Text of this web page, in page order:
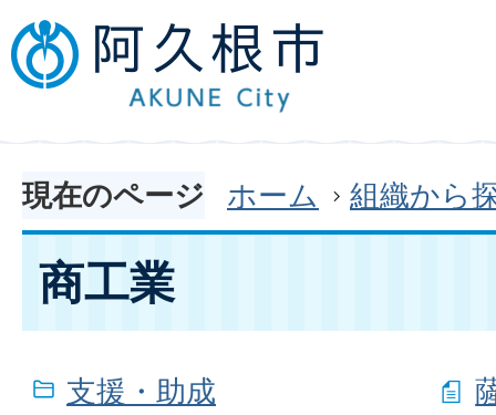
現在のページ ホーム 組織から
商工業
支援・助成